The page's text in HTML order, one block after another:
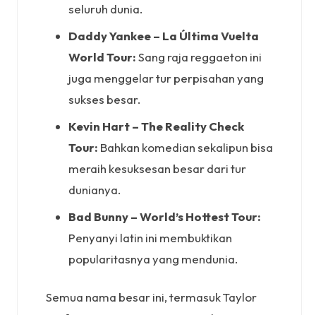
seluruh dunia.
Daddy Yankee – La Última Vuelta
World Tour:Sang raja reggaeton ini
juga menggelar tur perpisahan yang
sukses besar.
Kevin Hart – The Reality Check
Tour: Bahkan komedian sekalipun bisa
meraih kesuksesan besar dari tur
dunianya.
Bad Bunny – World’s Hottest Tour:
Penyanyi latin ini membuktikan
popularitasnya yang mendunia.
Semua nama besar ini, termasuk Taylor